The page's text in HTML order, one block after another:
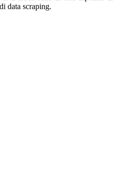
data scraping.